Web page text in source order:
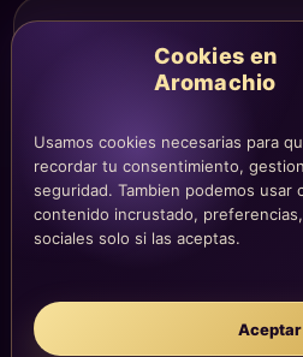
Cookies en
Aromachio
Usamos cookies necesarias para
recordar tu consentimiento,
seguridad. Tambien podemos usar
contenido incrustado,
sociales solo si las aceptas.
Aceptar
Checkout
Condiciones de compra
Envíos y devoluciones